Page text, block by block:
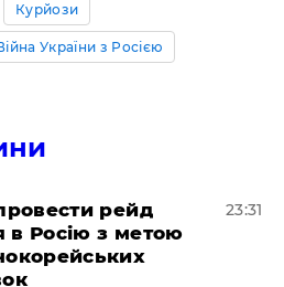
Курйози
України з Росією
рейд
в Росію з метою
23:31